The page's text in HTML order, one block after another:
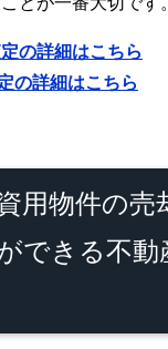
の詳細はこちら
の詳細はこちら
用物件の売
できる不動